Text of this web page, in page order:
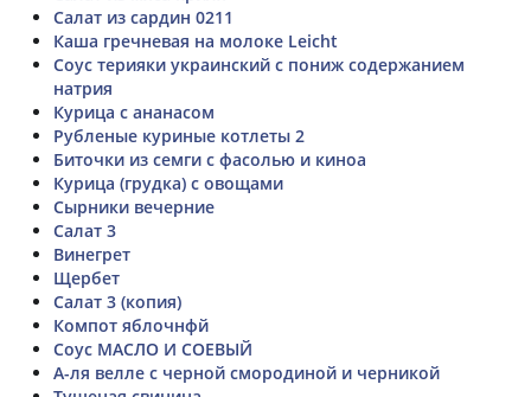
Салат из сардин 0211
Каша гречневая на молоке Leicht
Соус терияки украинский с пониж содержанием
натрия
Курица с ананасом
Рубленые куриные котлеты 2
Биточки из семги с фасолью и киноа
Курица (грудка) с овощами
Сырники вечерние
Салат 3
Винегрет
Щербет
Салат 3 (копия)
Компот яблочнфй
Соус МАСЛО И СОЕВЫЙ
А-ля велле с черной смородиной и черникой